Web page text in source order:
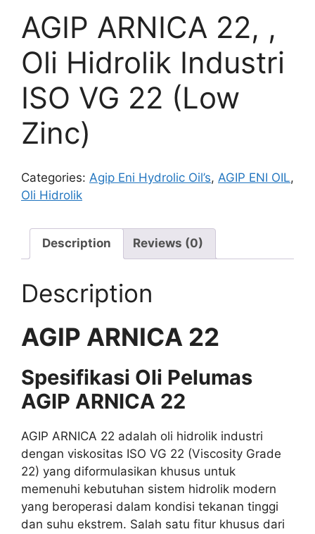
AGIP ARNICA 22, ,
Oli Hidrolik Industri
ISO VG 22 (Low
Zinc)
Categories: Agip Eni Hydrolic Oil’s, AGIP ENI OIL,
Oli Hidrolik
Description Reviews (0)
Description
AGIP ARNICA 22
Spesifikasi Oli Pelumas
AGIP ARNICA 22
AGIP ARNICA 22 adalah oli hidrolik industri
dengan viskositas ISO VG 22 (Viscosity Grade
22) yang diformulasikan khusus untuk
memenuhi kebutuhan sistem hidrolik modern
yang beroperasi dalam kondisi tekanan tinggi
dan suhu ekstrem. Salah satu fitur khusus dari